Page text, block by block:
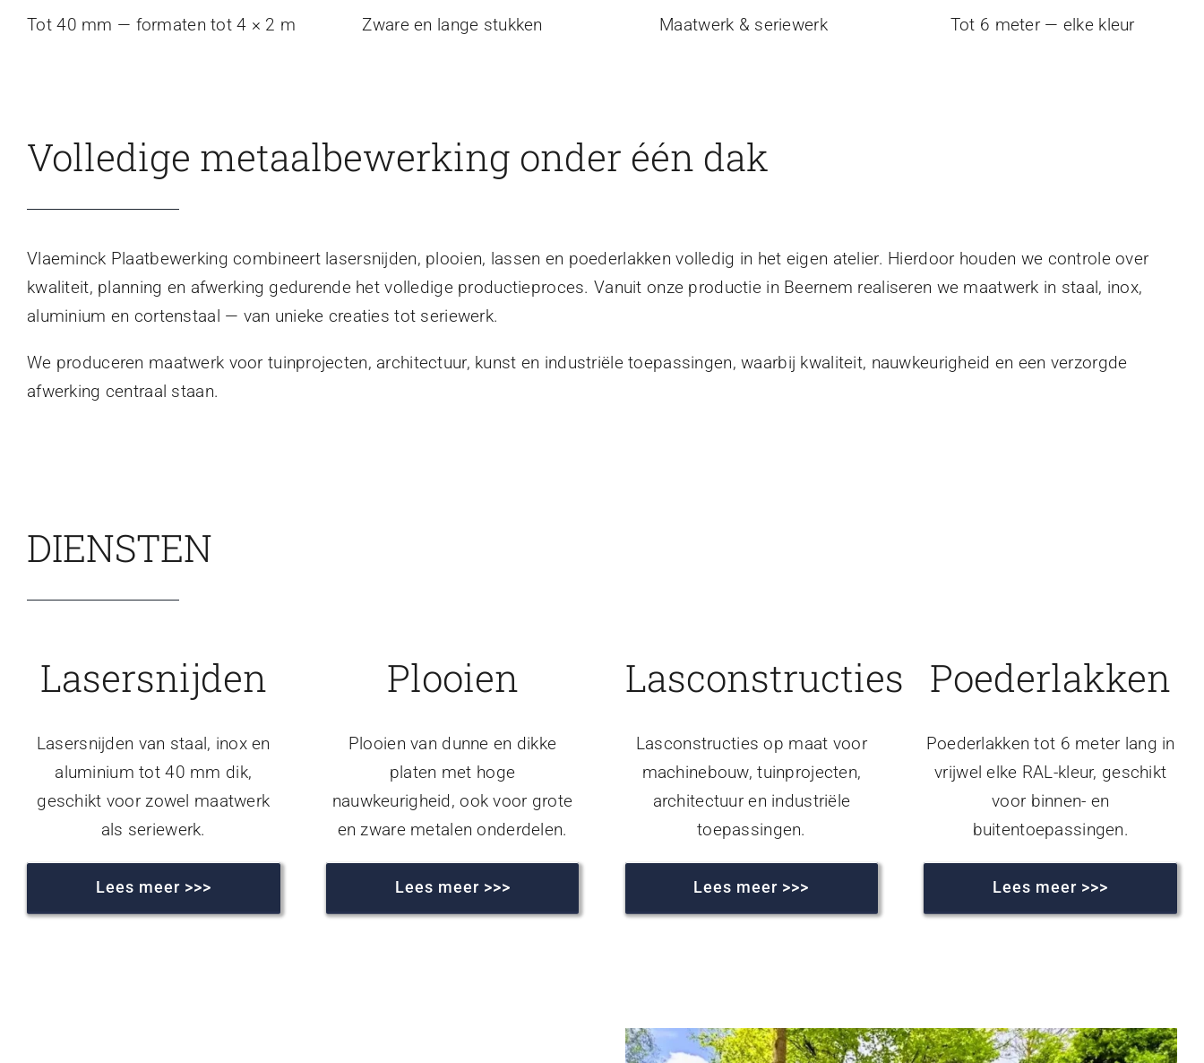
Tot 40 mm — formaten tot 4 × 2 m Zware en lange stukken Maatwerk & seriewerk Tot 6 meter — elke kleur
Volledige metaalbewerking onder één dak
Vlaeminck Plaatbewerking combineert lasersnijden, plooien, lassen en poederlakken volledig in het eigen atelier. Hierdoor houden we controle over
kwaliteit, planning en afwerking gedurende het volledige productieproces. Vanuit onze productie in Beernem realiseren we maatwerk in staal, inox,
aluminium en cortenstaal — van unieke creaties tot seriewerk.
We produceren maatwerk voor tuinprojecten, architectuur, kunst en industriële toepassingen, waarbij kwaliteit, nauwkeurigheid en een verzorgde
afwerking centraal staan.
DIENSTEN
Lasersnijden
Lasersnijden van staal, inox en
aluminium tot 40 mm dik,
geschikt voor zowel maatwerk
als seriewerk.
Lees meer >>>
Plooien
Plooien van dunne en dikke
platen met hoge
nauwkeurigheid, ook voor grote
en zware metalen onderdelen.
Lees meer >>>
Lasconstructies
Lasconstructies op maat voor
machinebouw, tuinprojecten,
architectuur en industriële
toepassingen.
Lees meer >>>
Poederlakken
Poederlakken tot 6 meter lang in
vrijwel elke RAL-kleur, geschikt
voor binnen- en
buitentoepassingen.
Lees meer >>>